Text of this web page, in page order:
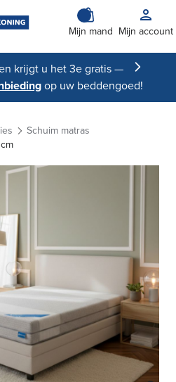
Mijn mand Mijn account
krijgt u het 3e gratis —
op uw beddengoed!
Schuim matras